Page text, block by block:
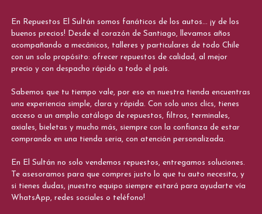
En Repuestos El Sultán somos fanáticos de los autos... ¡y de los
buenos precios! Desde el corazón de Santiago, llevamos años
acompañando a mecánicos, talleres y particulares de todo Chile
con un solo propósito: ofrecer repuestos de calidad, al mejor
precio y con despacho rápido a todo el país.
Sabemos que tu tiempo vale, por eso en nuestra tienda encuentras
una experiencia simple, clara y rápida. Con solo unos clics, tienes
acceso a un amplio catálogo de repuestos, filtros, terminales,
axiales, bieletas y mucho más, siempre con la confianza de estar
comprando en una tienda seria, con atención personalizada.
En El Sultán no solo vendemos repuestos, entregamos soluciones.
Te asesoramos para que compres justo lo que tu auto necesita, y
si tienes dudas, ¡nuestro equipo siempre estará para ayudarte vía
WhatsApp, redes sociales o teléfono!